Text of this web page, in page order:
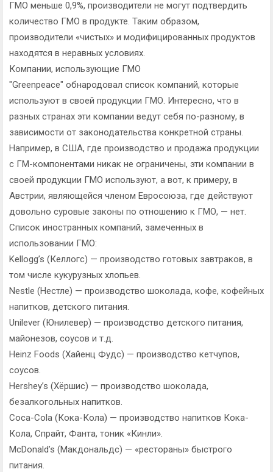
ГМО меньше 0,9%, производители не могут подтвердить
количество ГМО в продукте. Таким образом,
производители «чистых» и модифицированных продуктов
находятся в неравных условиях.
Компании, использующие ГМО
"Greenpeace" обнародовал список компаний, которые
используют в своей продукции ГМО. Интересно, что в
разных странах эти компании ведут себя по-разному, в
зависимости от законодательства конкретной страны.
Например, в США, где производство и продажа продукции
с ГМ-компонентами никак не ограничены, эти компании в
своей продукции ГМО используют, а вот, к примеру, в
Австрии, являющейся членом Евросоюза, где действуют
довольно суровые законы по отношению к ГМО, — нет.
Список иностранных компаний, замеченных в
использовании ГМО:
Kellogg’s (Келлогс) — производство готовых завтраков, в
том числе кукурузных хлопьев.
Nestle (Нестле) — производство шоколада, кофе, кофейных
напитков, детского питания.
Unilever (Юнилевер) — производство детского питания,
майонезов, соусов и т.д.
Heinz Foods (Хайенц Фудс) — производство кетчупов,
соусов.
Hershey’s (Хёршис) — производство шоколада,
безалкогольных напитков.
Coca-Cola (Кока-Кола) — производство напитков Кока-
Кола, Спрайт, Фанта, тоник «Кинли».
McDonald’s (Макдональдс) — «рестораны» быстрого
питания.